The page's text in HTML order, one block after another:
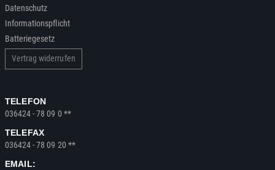
Datenschutz
Informationspflicht
Batteriegesetz
Vertrag widerrufen
TELEFON
036424 - 78 09 0 **
TELEFAX
036424 - 78 09 20 **
EMAIL: